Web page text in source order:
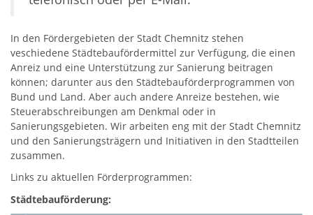
In den Fördergebieten der Stadt Chemnitz stehen
veschiedene Städtebaufördermittel zur Verfügung, die einen
Anreiz und eine Unterstützung zur Sanierung beitragen
können; darunter aus den Städtebauförderprogrammen von
Bund und Land. Aber auch andere Anreize bestehen, wie
Steuerabschreibungen am Denkmal oder in
Sanierungsgebieten. Wir arbeiten eng mit der Stadt Chemnitz
und den Sanierungsträgern und Initiativen in den Stadtteilen
zusammen.
Links zu aktuellen Förderprogrammen:
Städtebauförderung: